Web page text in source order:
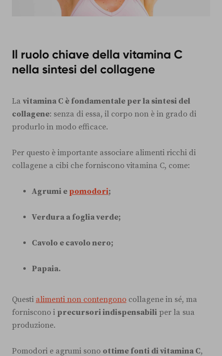
Il ruolo chiave della vitamina C
nella sintesi del collagene
La vitamina C è fondamentale per la sintesi del
collagene: senza di essa, il corpo non è in grado di
produrlo in modo efficace.
Per questo è importante associare alimenti ricchi di
collagene a cibi che forniscono vitamina C, come:
Agrumi e pomodori;
Verdura a foglia verde;
Cavolo e cavolo nero;
Papaia.
Questi alimenti non contengono collagene in sé, ma
forniscono i precursori indispensabili per la sua
produzione.
Pomodori e agrumi sono ottime fonti di vitamina C,